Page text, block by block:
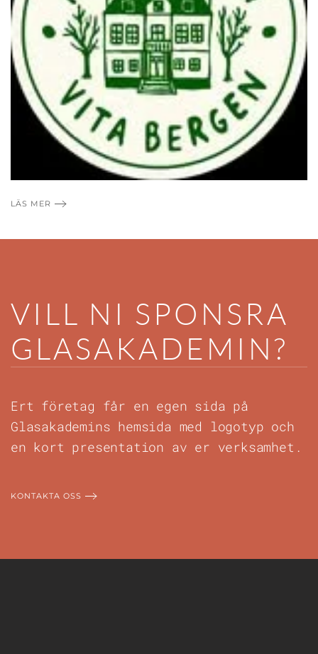
LÄS MER
VILL NI SPONSRA
GLAS­AKADEMIN?
Ert företag får en egen sida på
Glasakademins hemsida med logotyp och
en kort presentation av er verksamhet.
KONTAKTA OSS